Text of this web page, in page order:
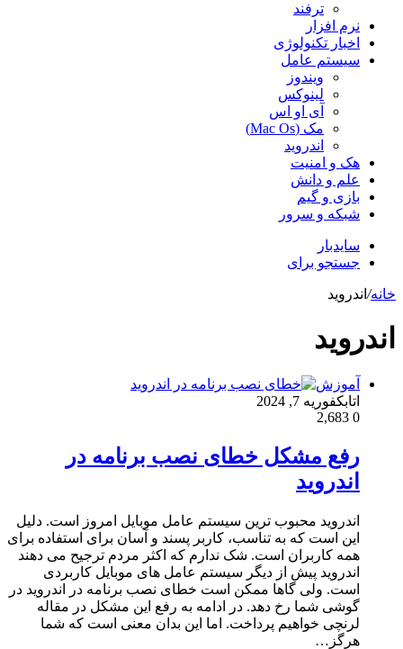
ترفند
نرم افزار
اخبار تکنولوژی
سیستم عامل
ویندوز
لینوکس
آی او اس
مک (Mac Os)
اندروید
هک و امنیت
علم و دانش
بازی و گیم
شبکه و سرور
سایدبار
جستجو برای
خانه/ اندروید
اندروید
آموزش
اتابکفوریه 7, 2024
0
رفع مشکل خطای نصب برنامه در
اندروید
اندروید محبوب ترین سیستم عامل موبایل امروز است. دلیل
این است که به تناسب، کاربر پسند و آسان برای استفاده برای
همه کاربران است. شک ندارم که اکثر مردم ترجیح می دهند
اندروید پیش از دیگر سیستم عامل های موبایل کاربردی
است. ولی گاها ممکن است خطای نصب برنامه در اندروید در
گوشی شما رخ دهد. در ادامه به رفع این مشکل در مقاله
لرنچی خواهیم پرداخت. اما این بدان معنی است که شما
هرگز…